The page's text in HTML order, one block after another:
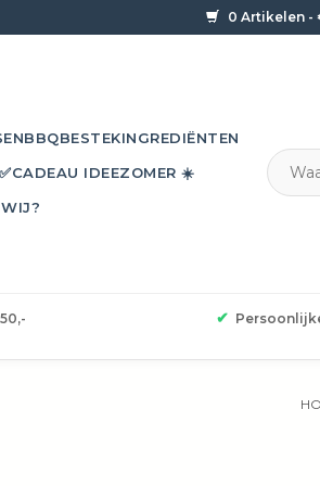
0 Artikelen -
BBQBESTEKINGREDIËNTEN
CADEAU IDEEZOMER ☀️
✔